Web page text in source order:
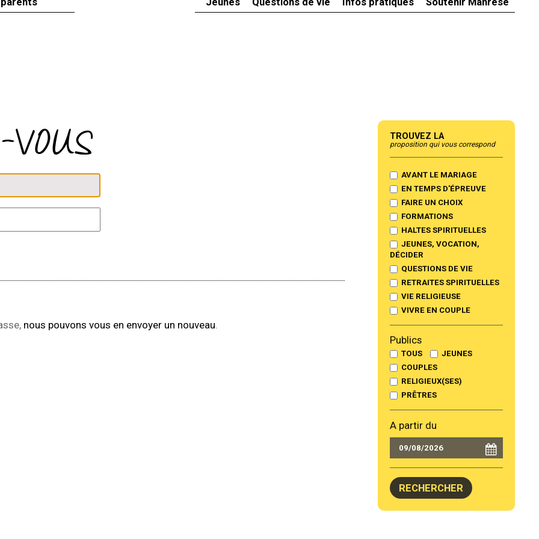
nous pouvons vous en envoyer un nouveau.
Trouvez la
proposition qui vous correspond
AVANT LE MARIAGE
EN TEMPS D'ÉPREUVE
FAIRE UN CHOIX
FORMATIONS
HALTES SPIRITUELLES
JEUNES, VOCATION,
DÉCIDER
QUESTIONS DE VIE
RETRAITES SPIRITUELLES
VIE RELIGIEUSE
VIVRE EN COUPLE
Publics
TOUS
JEUNES
COUPLES
RELIGIEUX(SES)
PRÊTRES
A partir du